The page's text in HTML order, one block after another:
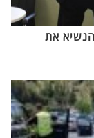
את